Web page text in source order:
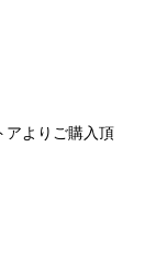
アよりご購入頂